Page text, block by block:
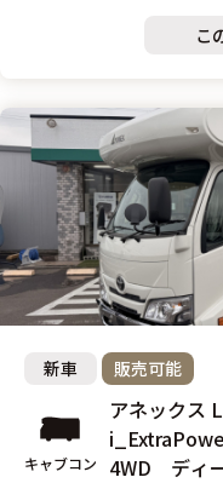
こ
新車 販売可能
キャブコン
アネックス
4WD ディ